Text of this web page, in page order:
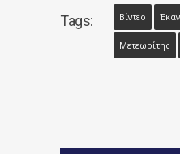
Tags: Βίντεο
Μετεωρίτης